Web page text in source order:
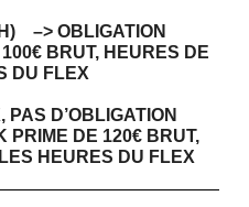
–> OBLIGATION
BRUT, HEURES DE
DU FLEX
D’OBLIGATION
PRIME DE 120€ BRUT,
HEURES DU FLEX